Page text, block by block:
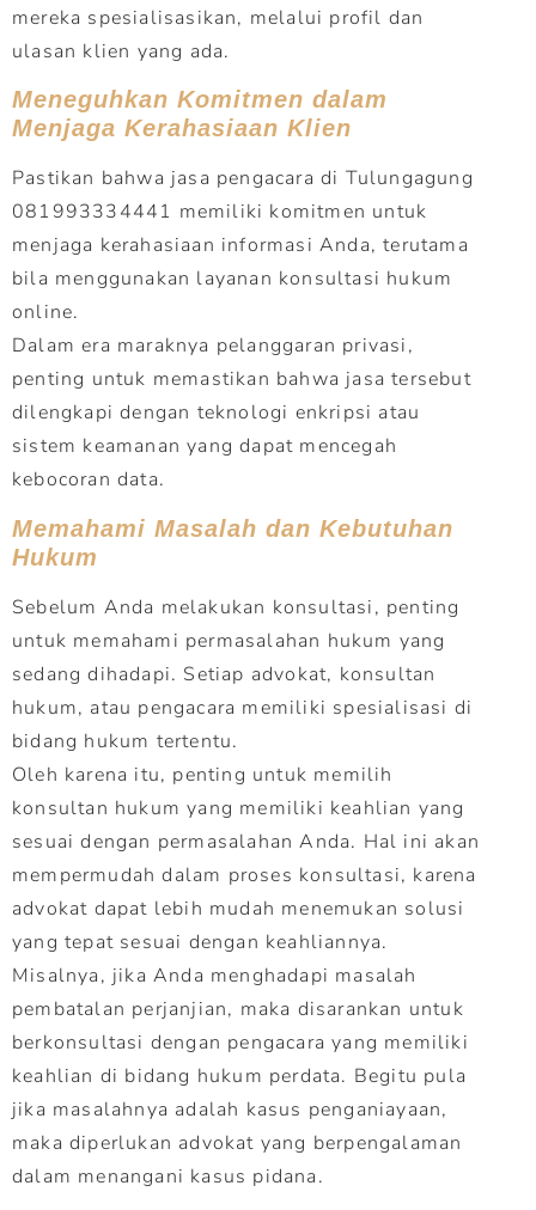
mereka spesialisasikan, melalui profil dan
ulasan klien yang ada.
Meneguhkan Komitmen dalam
Menjaga Kerahasiaan Klien
Pastikan bahwa jasa pengacara di Tulungagung
081993334441 memiliki komitmen untuk
menjaga kerahasiaan informasi Anda, terutama
bila menggunakan layanan konsultasi hukum
online.
Dalam era maraknya pelanggaran privasi,
penting untuk memastikan bahwa jasa tersebut
dilengkapi dengan teknologi enkripsi atau
sistem keamanan yang dapat mencegah
kebocoran data.
Memahami Masalah dan Kebutuhan
Hukum
Sebelum Anda melakukan konsultasi, penting
untuk memahami permasalahan hukum yang
sedang dihadapi. Setiap advokat, konsultan
hukum, atau pengacara memiliki spesialisasi di
bidang hukum tertentu.
Oleh karena itu, penting untuk memilih
konsultan hukum yang memiliki keahlian yang
sesuai dengan permasalahan Anda. Hal ini akan
mempermudah dalam proses konsultasi, karena
advokat dapat lebih mudah menemukan solusi
yang tepat sesuai dengan keahliannya.
Misalnya, jika Anda menghadapi masalah
pembatalan perjanjian, maka disarankan untuk
berkonsultasi dengan pengacara yang memiliki
keahlian di bidang hukum perdata. Begitu pula
jika masalahnya adalah kasus penganiayaan,
maka diperlukan advokat yang berpengalaman
dalam menangani kasus pidana.